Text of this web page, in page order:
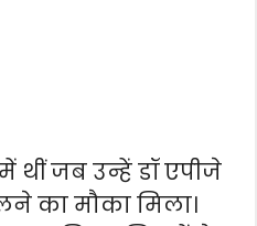
में थीं जब उन्हें डॉ एपीजे
का मौका मिला।